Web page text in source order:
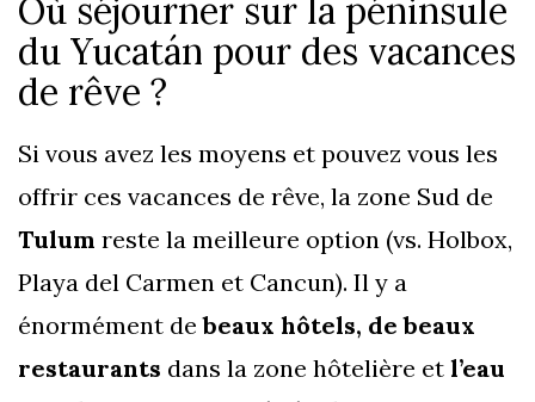
Où séjourner sur la péninsule
du Yucatán pour des vacances
de rêve ?
Si vous avez les moyens et pouvez vous les
offrir ces vacances de rêve, la zone Sud de
Tulum reste la meilleure option (vs. Holbox,
Playa del Carmen et Cancun). Il y a
énormément debeaux hôtels, de beaux
restaurants dans la zone hôtelière et l’eau